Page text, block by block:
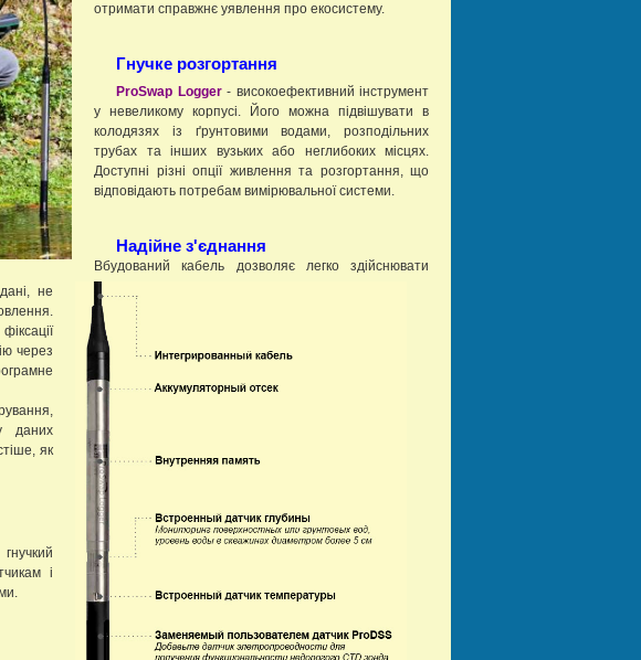
отримати справжнє уявлення про екосистему.
Гнучке розгортання
ProSwap Logger- високоефективний інструмент
у невеликому корпусі. Його можна підвішувати в
колодязях із ґрунтовими водами, розподільних
трубах та інших вузьких або неглибоких місцях.
Доступні різні опції живлення та розгортання, що
відповідають потребам вимірювальної системи.
Надійне з'єднання
Вбудований кабель дозволяє легко здійснювати
не
через
даних
як
і